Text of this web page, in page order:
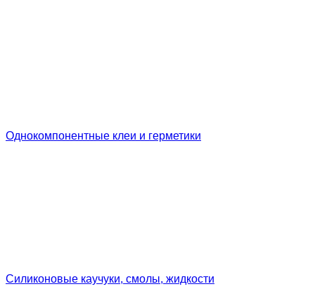
Однокомпонентные клеи и герметики
Силиконовые каучуки, смолы, жидкости